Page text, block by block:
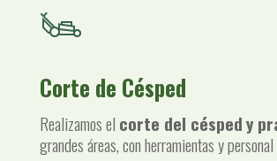
Corte de Césped
Realizamos el corte del céspedy
grandes áreas, con herramientas y